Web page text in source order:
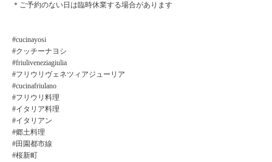
＊ご予約のない日は臨時休業する場合があります
#cucinayosi
#クッチーナヨシ
#friuliveneziagiulia
#フリウリヴェネツィアジューリア
#cucinafriulano
#フリウリ料理
#イタリア料理
#イタリアン
#郷土料理
#田園都市線
#桜新町